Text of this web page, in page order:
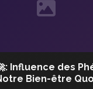
Influence des
Bien-être